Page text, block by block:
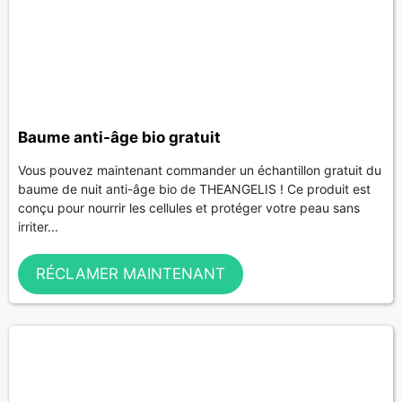
Baume anti-âge bio gratuit
Vous pouvez maintenant commander un échantillon gratuit du
baume de nuit anti-âge bio de THEANGELIS ! Ce produit est
conçu pour nourrir les cellules et protéger votre peau sans
irriter...
RÉCLAMER MAINTENANT